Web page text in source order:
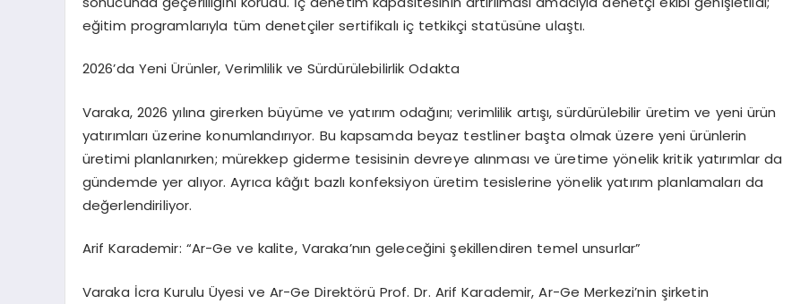
eğitim programlarıyla tüm denetçiler sertifikalı iç tetkikçi statüsüne ulaştı.
2026’da Yeni Ürünler, Verimlilik ve Sürdürülebilirlik Odakta
Varaka, 2026 yılına girerken büyüme ve yatırım odağını; verimlilik artışı, sürdürülebilir üretim ve yeni ürün
yatırımları üzerine konumlandırıyor. Bu kapsamda beyaz testliner başta olmak üzere yeni ürünlerin
üretimi planlanırken; mürekkep giderme tesisinin devreye alınması ve üretime yönelik kritik yatırımlar da
gündemde yer alıyor. Ayrıca kâğıt bazlı konfeksiyon üretim tesislerine yönelik yatırım planlamaları da
değerlendiriliyor.
Arif Karademir: “Ar-Ge ve kalite, Varaka’nın geleceğini şekillendiren temel unsurlar”
Varaka İcra Kurulu Üyesi ve Ar-Ge Direktörü Prof. Dr. Arif Karademir, Ar-Ge Merkezi’nin şirketin